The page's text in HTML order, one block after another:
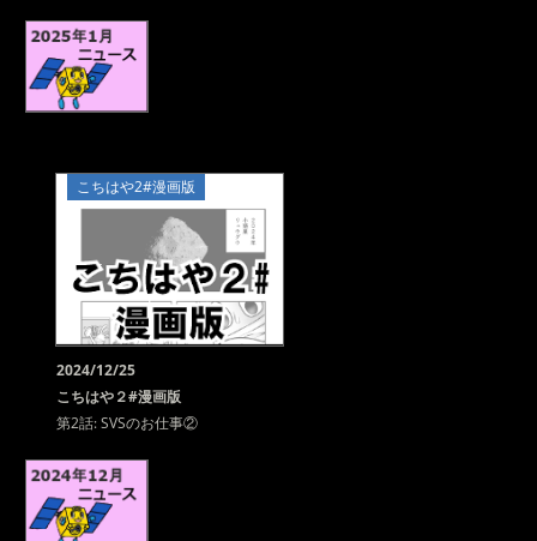
こちはや2#漫画版
2024/12/25
こちはや２#漫画版
第2話: SVSのお仕事②